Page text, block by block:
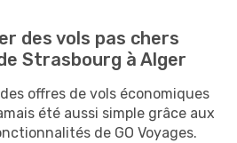
des vols pas chers
Strasbourg à Alger
offres de vols économiques
été aussi simple grâce aux
de GO Voyages.